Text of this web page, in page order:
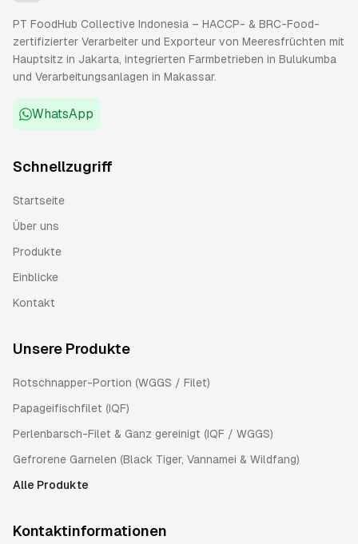
PT FoodHub Collective Indonesia – HACCP- & BRC-Food-
zertifizierter Verarbeiter und Exporteur von Meeresfrüchten mit
Hauptsitz in Jakarta, integrierten Farmbetrieben in Bulukumba
und Verarbeitungsanlagen in Makassar.
WhatsApp
Schnellzugriff
Startseite
Über uns
Produkte
Einblicke
Kontakt
Unsere Produkte
Rotschnapper-Portion (WGGS / Filet)
Papageifischfilet (IQF)
Perlenbarsch-Filet & Ganz gereinigt (IQF / WGGS)
Gefrorene Garnelen (Black Tiger, Vannamei & Wildfang)
Alle Produkte
Kontaktinformationen